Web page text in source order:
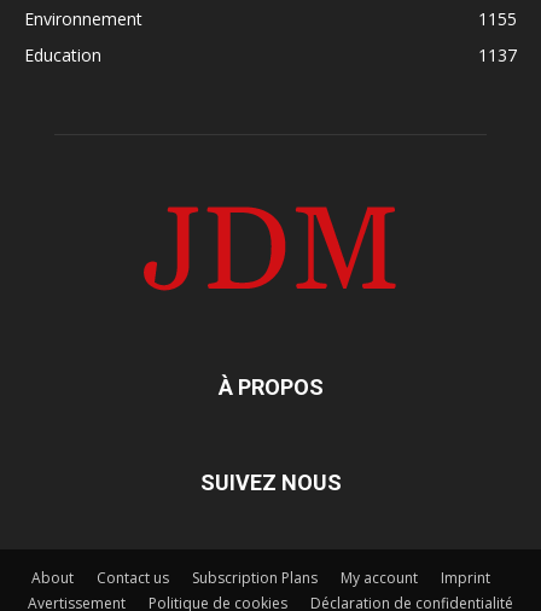
Environnement
1155
Education
1137
À PROPOS
SUIVEZ NOUS
About Contact us Subscription Plans My account
Imprint
Avertissement
Politique de cookies Déclaration de confidentialité